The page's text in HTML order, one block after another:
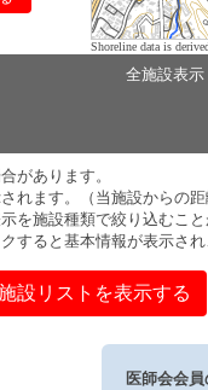
Shoreline data is
全施設表示
があります。
れます。（当施設からの距
を施設種類で絞り込むこと
すると基本情報が表示さ
設リストを表示する
医師会会